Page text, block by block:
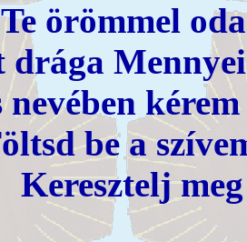
Te örömmel
drága
nevében
be a
Keresztelj